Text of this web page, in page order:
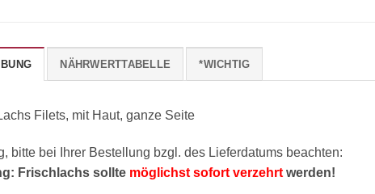
NÄHRWERTTABELLE *WICHTIG
Filets, mit Haut, ganze Seite
bitte bei Ihrer Bestellung bzgl. des Lieferdatums beachten:
Frischlachs sollte möglichst sofort verzehrt werden!